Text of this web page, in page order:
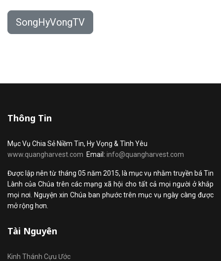
SongHyVongTV
Thông Tin
Mục Vụ Chia Sẻ Niềm Tin, Hy Vọng & Tình Yêu
www.quangharvest.com Email: info@quangharvest.com
Được lập nên từ tháng 05 năm 2015, là mục vụ nhằm truyền bá Tin
Lành của Chúa trên các mạng xã hội cho tất cả mọi người ở khắp
mọi nơi. Nguyện xin Chúa ban phước trên mục vụ ngày càng được
mở rộng hơn.
Tài Nguyên
Kinh Thánh Cựu Ước